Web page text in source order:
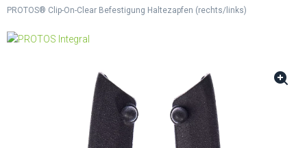
PROTOS® Clip-On-Clear Befestigung Haltezapfen (rechts/links)